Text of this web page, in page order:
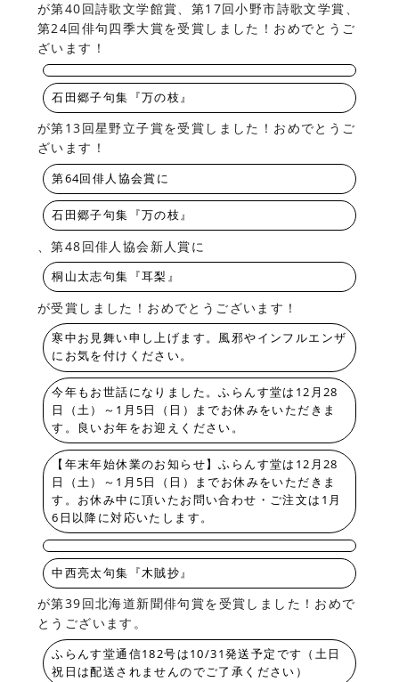
が第40回詩歌文学館賞、第17回小野市詩歌文学賞、
第24回俳句四季大賞を受賞しました！おめでとうご
ざいます！
石田郷子句集『万の枝』
が第13回星野立子賞を受賞しました！おめでとうご
ざいます！
第64回俳人協会賞に
石田郷子句集『万の枝』
、第48回俳人協会新人賞に
桐山太志句集『耳梨』
が受賞しました！おめでとうございます！
寒中お見舞い申し上げます。風邪やインフルエンザ
にお気を付けください。
今年もお世話になりました。ふらんす堂は12月28
日（土）～1月5日（日）までお休みをいただきま
す。良いお年をお迎えください。
【年末年始休業のお知らせ】ふらんす堂は12月28
日（土）～1月5日（日）までお休みをいただきま
す。お休み中に頂いたお問い合わせ・ご注文は1月
6日以降に対応いたします。
中西亮太句集『木賊抄』
が第39回北海道新聞俳句賞を受賞しました！おめで
とうございます。
ふらんす堂通信182号は10/31発送予定です（土日
祝日は配送されませんのでご了承ください）